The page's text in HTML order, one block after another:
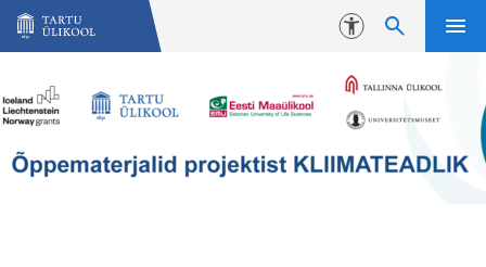
Liigu edasi põhisisu juurde
Juurdepääsetavus